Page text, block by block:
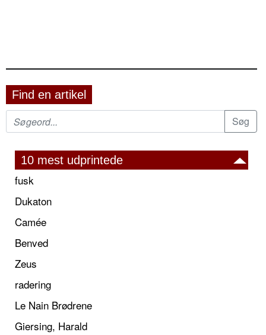
Find en artikel
10 mest udprintede
fusk
Dukaton
Camée
Benved
Zeus
radering
Le Nain Brødrene
Giersing, Harald